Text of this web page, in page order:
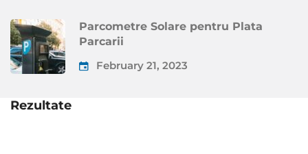
Parcometre Solare pentru Plata
Parcarii
February 21, 2023
Rezultate